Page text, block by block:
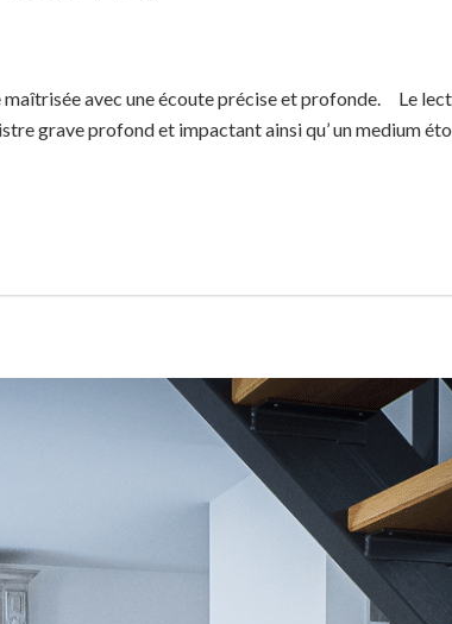
avec une écoute précise et profonde. Le
grave profond et impactant ainsi qu’ un medium